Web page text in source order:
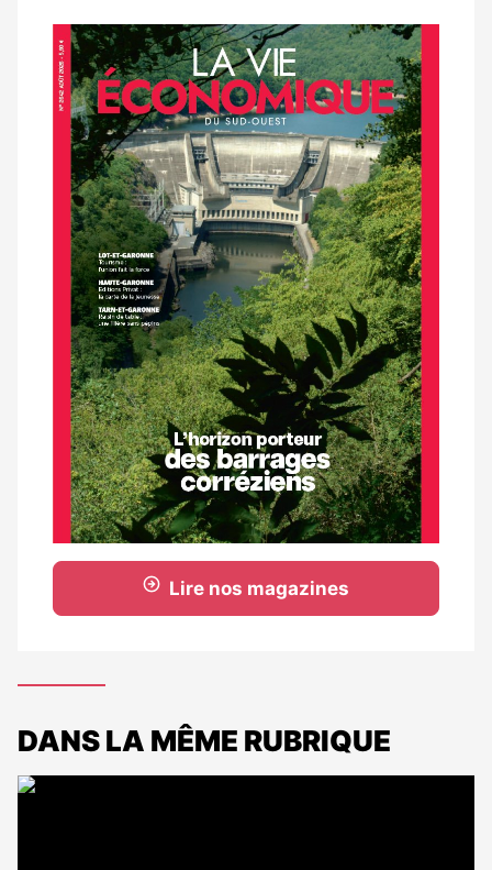
aux
abonnés
Notre
dernier
magazine
Lire nos magazines
DANS LA MÊME RUBRIQUE